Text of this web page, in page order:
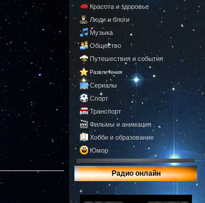
Красота и здоровье
Люди и блоги
Музыка
Общество
Путешествия и события
Развлечения
Сериалы
Спорт
Транспорт
Фильмы и анимация
Хобби и образование
Юмор
Радио онлайн